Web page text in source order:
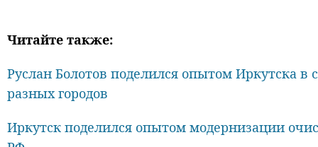
Читайте также:
Руслан Болотов поделился опытом Иркутска в
разных городов
Иркутск поделился опытом модернизации